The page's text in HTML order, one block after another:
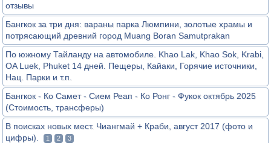
отзывы
Бангкок за три дня: вараны парка Люмпини, золотые храмы и
потрясающий древний город Muang Boran Samutprakan
По южному Тайланду на автомобиле. Khao Lak, Khao Sok, Krabi,
OA Luek, Phuket 14 дней. Пещеры, Кайаки, Горячие источники,
Нац. Парки и т.п.
Бангкок - Ко Самет - Сием Реап - Ко Ронг - Фукок октябрь 2025
(Стоимость, трансферы)
В поисках новых мест. Чиангмай + Краби, август 2017 (фото и
цифры).
1 2 3